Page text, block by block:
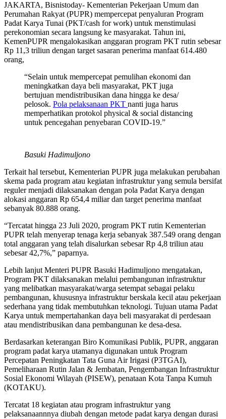
JAKARTA, Bisnistoday- Kementerian Pekerjaan Umum dan
Perumahan Rakyat (PUPR) mempercepat penyaluran Program
Padat Karya Tunai (PKT/cash for work) untuk menstimulasi
perekonomian secara langsung ke masyarakat. Tahun ini,
KemenPUPR mengalokasikan anggaran program PKT rutin sebesar
Rp 11,3 triliun dengan target sasaran penerima manfaat 614.480
orang,
“Selain untuk mempercepat pemulihan ekonomi dan
meningkatkan daya beli masyarakat, PKT juga
bertujuan mendistribusikan dana hingga ke desa/
pelosok. Pola pelaksanaan PKT nanti juga harus
memperhatikan protokol physical & social distancing
untuk pencegahan penyebaran COVID-19.”
Basuki Hadimuljono
Terkait hal tersebut, Kementerian PUPR juga melakukan perubahan
skema pada program atau kegiatan infrastruktur yang semula bersifat
reguler menjadi dilaksanakan dengan pola Padat Karya dengan
alokasi anggaran Rp 654,4 miliar dan target penerima manfaat
sebanyak 80.888 orang.
“Tercatat hingga 23 Juli 2020, program PKT rutin Kementerian
PUPR telah menyerap tenaga kerja sebanyak 387.549 orang dengan
total anggaran yang telah disalurkan sebesar Rp 4,8 triliun atau
sebesar 42,7%,” paparnya.
Lebih lanjut Menteri PUPR Basuki Hadimuljono mengatakan,
Program PKT dilaksanakan melalui pembangunan infrastruktur
yang melibatkan masyarakat/warga setempat sebagai pelaku
pembangunan, khususnya infrastruktur berskala kecil atau pekerjaan
sederhana yang tidak membutuhkan teknologi. Tujuan utama Padat
Karya untuk mempertahankan daya beli masyarakat di perdesaan
atau mendistribusikan dana pembangunan ke desa-desa.
Berdasarkan keterangan Biro Komunikasi Publik, PUPR, anggaran
program padat karya utamanya digunakan untuk Program
Percepatan Peningkatan Tata Guna Air Irigasi (P3TGAI),
Pemeliharaan Rutin Jalan & Jembatan, Pengembangan Infrastruktur
Sosial Ekonomi Wilayah (PISEW), penataan Kota Tanpa Kumuh
(KOTAKU).
Tercatat 18 kegiatan atau program infrastruktur yang
pelaksanaannnya diubah dengan metode padat karya dengan durasi